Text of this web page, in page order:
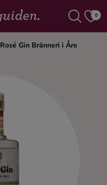
0
Rosé Gin Bränneri i Åre